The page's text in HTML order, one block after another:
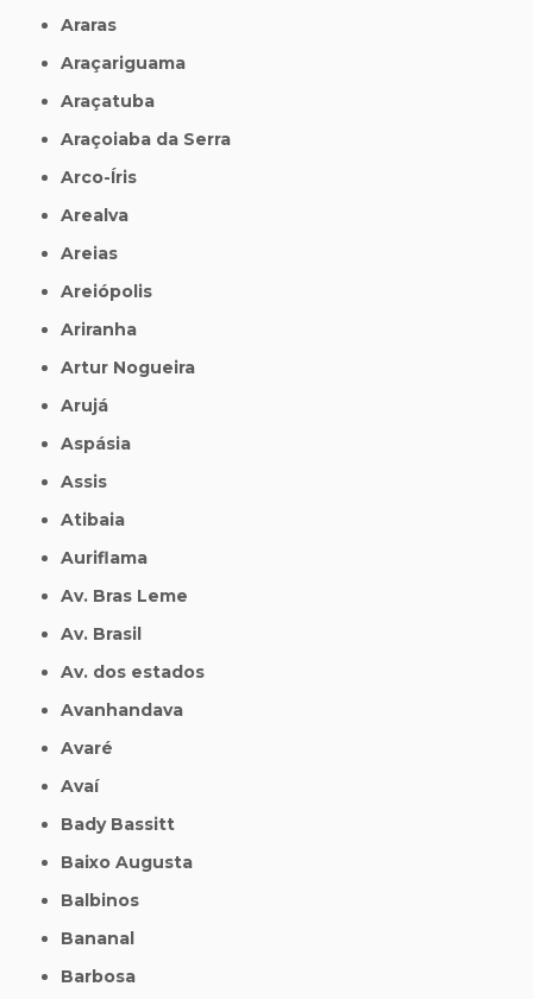
Araras
Araçariguama
Araçatuba
Araçoiaba da Serra
Arco-Íris
Arealva
Areias
Areiópolis
Ariranha
Artur Nogueira
Arujá
Aspásia
Assis
Atibaia
Auriflama
Av. Bras Leme
Av. Brasil
Av. dos estados
Avanhandava
Avaré
Avaí
Bady Bassitt
Baixo Augusta
Balbinos
Bananal
Barbosa